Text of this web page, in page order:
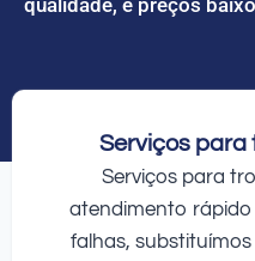
Serviços para
Serviços para
atendimento rápido
falhas,